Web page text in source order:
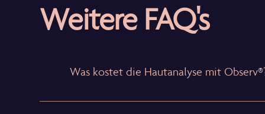
Weitere FAQ's
Was kostet die Hautanalyse mit